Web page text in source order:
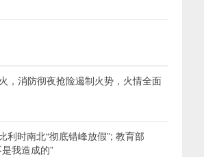
，消防彻夜抢险遏制火势，火情全面
利时南北“彻底错峰放假”; 教育部
我造成的”